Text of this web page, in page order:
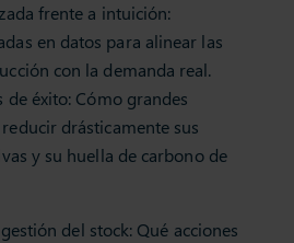
frente a intuición:
en datos para alinear las
con la demanda real.
de éxito: Cómo grandes
drásticamente sus
y su huella de carbono de
del stock: Qué acciones